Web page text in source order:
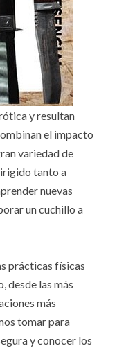
y resultan
el impacto
variedad de
tanto a
nuevas
un cuchillo a
prácticas físicas
desde las más
más
tomar para
y conocer los